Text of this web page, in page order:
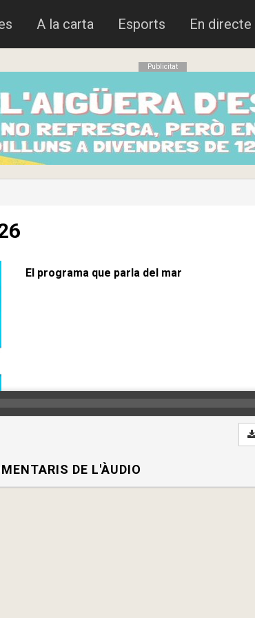
A la carta Esports En directe
Publicitat
El programa que parla del mar
DE L'ÀUDIO